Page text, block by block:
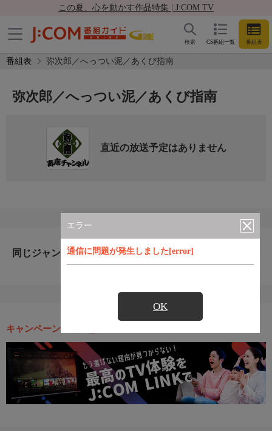
この夏、心を動かす作品特集 | J:COM TV
CS番組一覧 番組表
検索
番組表 弥次郎／へっつい泥／あくび指南
エラー
通信に問題が発生しました[error]
OK
弥次郎／へっつい泥／あくび指南
直近の放送予定はありません
同じジャンルのおすすめ番組
キャンペーン・お得な情報